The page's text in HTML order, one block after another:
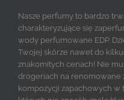
Nasze perfumy to bardzo
charakteryzujące się
wody perfumowane EDP.
Twojej skórze nawet do
znakomitych cenach! Nie
drogeriach na renomowane
kompozycji zapachowych w